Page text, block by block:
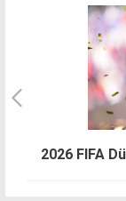
2026 FIFA